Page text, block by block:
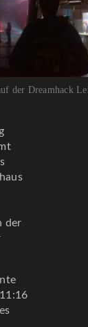
der Dreamhack
der